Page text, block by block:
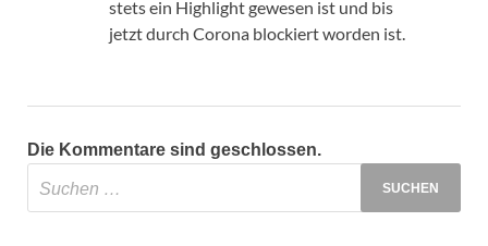
stets ein Highlight gewesen ist und bis
jetzt durch Corona blockiert worden ist.
Die Kommentare sind geschlossen.